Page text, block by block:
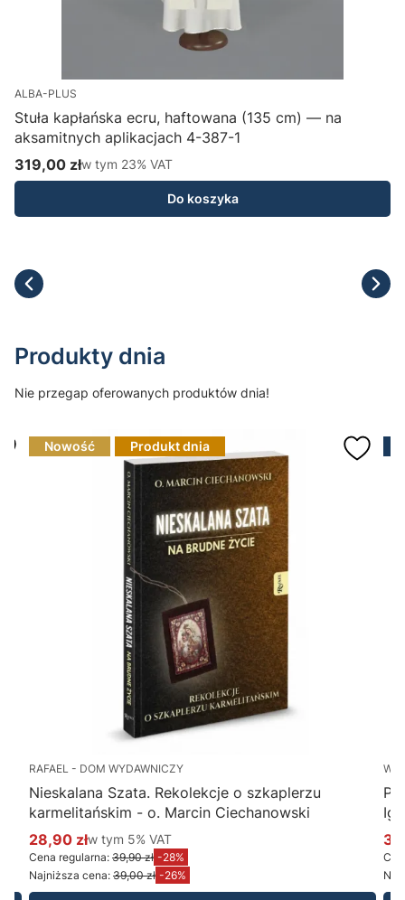
ALBA-PLUS
Stuła kapłańska ecru, haftowana (135 cm) — na
aksamitnych aplikacjach 4-387-1
Cena brutto
319,00 złw tym %s VAT
w tym 23% VAT
Do koszyka
Produkty dnia
Nie przegap oferowanych produktów dnia!
Nowość Produkt dnia
RAFAEL - DOM WYDAWNICZY
Nieskalana Szata. Rekolekcje o szkaplerzu
karmelitańskim - o. Marcin Ciechanowski
Cena promocyjna brutto
28,90 złw tym %s VAT
w tym 5% VAT
Cena regularna: 39,90 zł -28%
Najniższa cena: 39,00 zł -26%